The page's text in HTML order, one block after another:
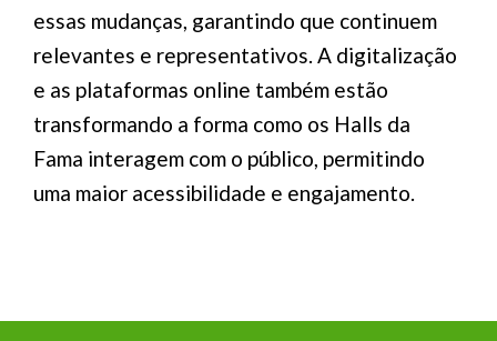
essas mudanças, garantindo que continuem
relevantes e representativos. A digitalização
e as plataformas online também estão
transformando a forma como os Halls da
Fama interagem com o público, permitindo
uma maior acessibilidade e engajamento.